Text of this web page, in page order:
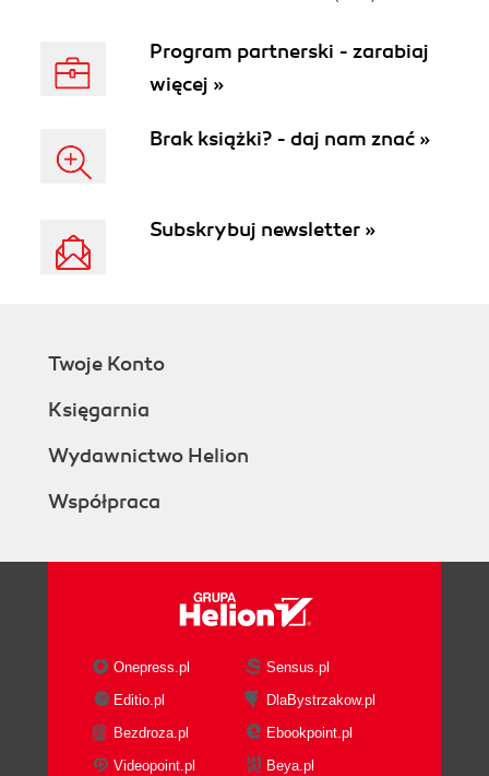
Program partnerski - zarabiaj
więcej »
Brak książki? - daj nam znać »
Subskrybuj newsletter »
Twoje Konto
Księgarnia
Wydawnictwo Helion
Współpraca
Onepress.pl
Sensus.pl
Editio.pl
DlaBystrzakow.pl
Bezdroza.pl
Ebookpoint.pl
Videopoint.pl
Beya.pl